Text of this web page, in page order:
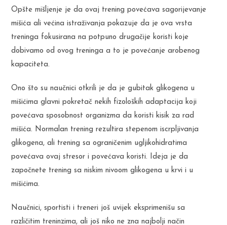
Opšte mišljenje je da ovaj trening povećava sagorijevanje
mišića ali većina istraživanja pokazuje da je ova vrsta
treninga fokusirana na potpuno drugačije koristi koje
dobivamo od ovog treninga a to je povećanje arobenog
kapaciteta.
Ono što su naučnici otkrili je da je gubitak glikogena u
mišićima glavni pokretač nekih fizoloških adaptacija koji
povećava sposobnost organizma da koristi kisik za rad
mišića. Normalan trening rezultira stepenom iscrpljivanja
glikogena, ali trening sa ograničenim ugljikohidratima
povećava ovaj stresor i povećava koristi. Ideja je da
započnete trening sa niskim nivoom glikogena u krvi i u
mišićima.
Naučnici, sportisti i treneri još uvijek eksprimenišu sa
različitim treninzima, ali još niko ne zna najbolji način